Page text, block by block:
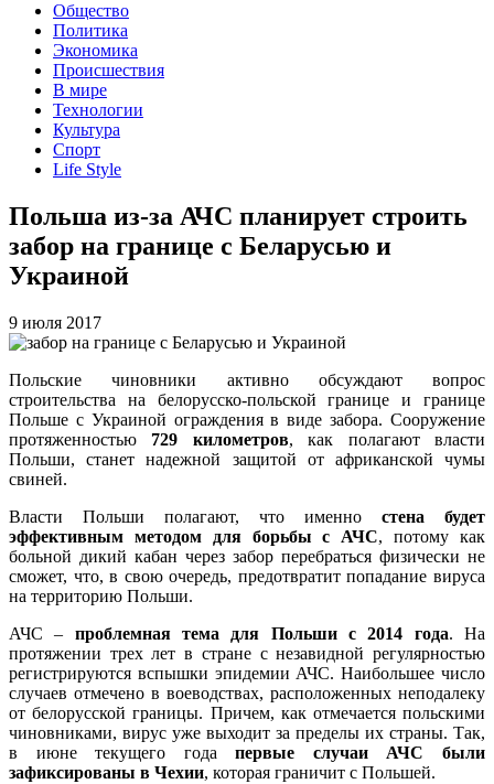
Общество
Политика
Экономика
Происшествия
В мире
Технологии
Культура
Спорт
Life Style
Польша из-за АЧС планирует строить
забор на границе с Беларусью и
Украиной
9 июля 2017
Польские чиновники активно обсуждают вопрос
строительства на белорусско-польской границе и границе
Польше с Украиной ограждения в виде забора. Сооружение
протяженностью 729 километров, как полагают власти
Польши, станет надежной защитой от африканской чумы
свиней.
Власти Польши полагают, что именно стена будет
эффективным методом для борьбы с АЧС, потому как
больной дикий кабан через забор перебраться физически не
сможет, что, в свою очередь, предотвратит попадание вируса
на территорию Польши.
АЧС – проблемная тема для Польши с 2014 года. На
протяжении трех лет в стране с незавидной регулярностью
регистрируются вспышки эпидемии АЧС. Наибольшее число
случаев отмечено в воеводствах, расположенных неподалеку
от белорусской границы. Причем, как отмечается польскими
чиновниками, вирус уже выходит за пределы их страны. Так,
в июне текущего годапервые случаи АЧС были
зафиксированы в Чехии, которая граничит с Польшей.